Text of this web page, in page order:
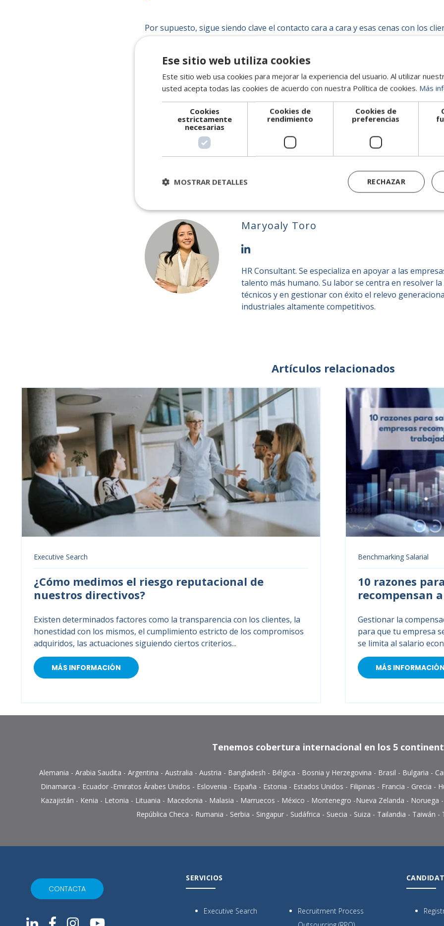
Por supuesto, sigue siendo clave el contacto cara a cara y esas cenas con los
relaciones se fortalecen con la confianza y la confianza se construye a
La generación Z ha aprendido a adaptarse y aprovechar al máximo las ventajas
nuestras actividades comerciales, sin desechar en absoluto el modelo clásico de
¿Necesitas ayuda en la búsqueda de
Maryoaly Toro
HR Consultant. Se especializa en apoyar a las
talento más humano. Su labor se centra en resolver la
técnicos y en gestionar con éxito el relevo
industriales altamente competitivos.
Artículos relacionados
Executive Search
¿Cómo medimos el riesgo reputacional de
nuestros directivos?
Existen determinados factores como la transparencia con los clientes, la
honestidad con los mismos, el cumplimiento estricto de los compromisos
adquiridos, las actuaciones siguiendo ciertos criterios...
MÁS INFORMACIÓN
Benchmarking Salarial
10 razones
recompensan
Gestionar la
para que tu empresa
se limita al salario
MÁS INFORMACIÓN
Tenemos cobertura internacional en los 5
Alemania - Arabia Saudita - Argentina - Australia - Austria - Bangladesh - Bélgica - Bosnia y Herzegovina - Brasil - Bulgaria -
Dinamarca - Ecuador -Emiratos Árabes Unidos - Eslovenia - España - Estonia - Estados Unidos - Filipinas - Francia - Grecia -
Kazajistán - Kenia - Letonia - Lituania - Macedonia - Malasia - Marruecos - México - Montenegro -Nueva Zelanda - Noruega -
República Checa - Rumania - Serbia - Singapur - Sudáfrica - Suecia - Suiza - Tailandia - Taiwán -
CONTACTA
SERVICIOS
Executive Search
Recruitment Process
Ese sitio web utiliza cookies
Este sitio web usa cookies para mejorar la experiencia del usuario. Al utilizar
usted acepta todas las cookies de acuerdo con nuestra Política de cookies. Más
Cookies
estrictamente
necesarias
Cookies de
rendimiento
Cookies de
preferencias
RECHAZAR
MOSTRAR DETALLES